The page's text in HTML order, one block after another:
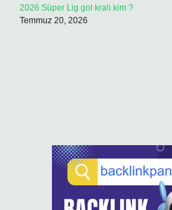
2026 Süper Lig gol kralı kim ?
Temmuz 20, 2026